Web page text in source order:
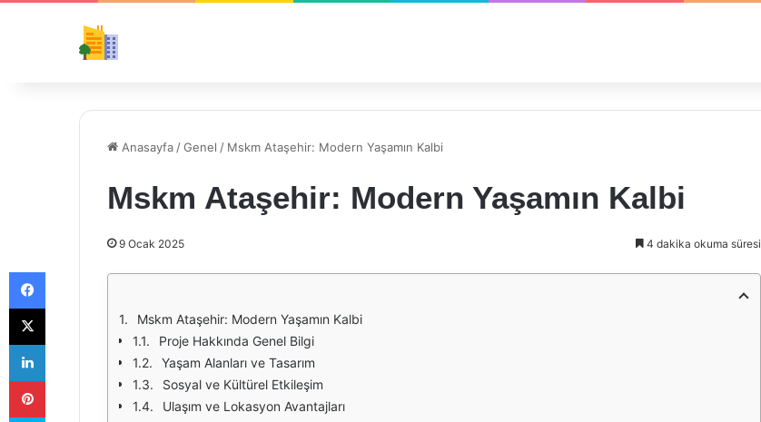
Anasayfa /Genel / Mskm Ataşehir: Modern Yaşamın Kalbi
Mskm Ataşehir: Modern Yaşamın Kalbi
9 Ocak 2025 4 dakika okuma süresi
Mskm Ataşehir: Modern Yaşamın Kalbi
Proje Hakkında Genel Bilgi
Yaşam Alanları ve Tasarım
Sosyal ve Kültürel Etkileşim
Ulaşım ve Lokasyon Avantajları
Facebook
X
LinkedIn
Pinterest
Skype